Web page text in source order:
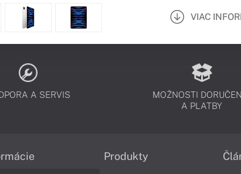
VIAC
A SERVIS
MOŽNOSTI
A PLATBY
Produkty